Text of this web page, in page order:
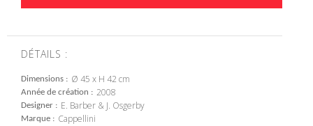
DÉTAILS :
Dimensions Ø 45 x H 42 cm
Année de création 2008
Designer E. Barber & J. Osgerby
Marque Cappellini